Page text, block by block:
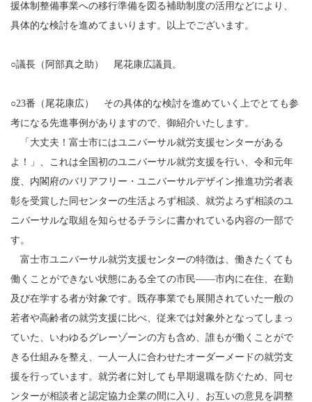
援体制整備事業への移行準備を図る補助制度の活用などにより、
具体的な検討を進めてまいります。以上でございます。
○議長（阿部真之助） 尾花康広議員。
○23番（尾花康広） その具体的な検討を進めていく上でとても参
考になる先進事例がありますので、御紹介いたします。
「大丈夫！富士市にはユニバーサル就労支援センターがある
よ！」、これは全国初のユニバーサル就労支援を行い、令和元年
度、内閣府のバリアフリー・ユニバーサルデザイン推進功労者表
彰を受賞した同センターの生活よろず相談、就労よろず相談のユ
ニバーサルな取組を知らせるチラシに書かれている内容の一部で
す。
富士市ユニバーサル就労支援センターの特徴は、働きたくても
働くことができない状態にある全ての市民――市内に在住、在勤
及び在学する者が対象です。既存事業でも展開されていた一般の
若者や高齢者の就労支援に比べ、従来では対象外となってしまっ
ていた、いわゆるグレーゾーンの方も含め、誰もが働くことがで
きる仕組みを整え、一人一人に合わせたオーダーメードの就労支
援を行っています。就労者に対しても早期退職を防ぐため、同セ
ンターが相談者と認定協力企業の間に入り、お互いの意見を調整